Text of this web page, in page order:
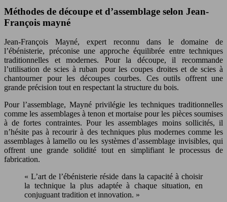
Méthodes de découpe et d’assemblage selon Jean-
François mayné
Jean-François Mayné, expert reconnu dans le domaine de
l’ébénisterie, préconise une approche équilibrée entre techniques
traditionnelles et modernes. Pour la découpe, il recommande
l’utilisation de scies à ruban pour les coupes droites et de scies à
chantourner pour les découpes courbes. Ces outils offrent une
grande précision tout en respectant la structure du bois.
Pour l’assemblage, Mayné privilégie les techniques traditionnelles
comme les assemblages à tenon et mortaise pour les pièces soumises
à de fortes contraintes. Pour les assemblages moins sollicités, il
n’hésite pas à recourir à des techniques plus modernes comme les
assemblages à lamello ou les systèmes d’assemblage invisibles, qui
offrent une grande solidité tout en simplifiant le processus de
fabrication.
« L’art de l’ébénisterie réside dans la capacité à choisir
la technique la plus adaptée à chaque situation, en
conjuguant tradition et innovation. »